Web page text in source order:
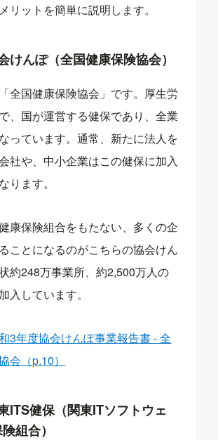
リットを簡単に説明します。
けんぽ（全国健康保険協会）
全国健康保険協会」です。厚生労
、国が運営する健保であり、全業
っています。通常、新たに法人を
社や、中小企業はこの健保に加入
ります。
康保険組合をもたない、多くの企
ことになるのがこちらの協会けん
約248万事業所、約2,500万人の
入しています。
3年度協会けんぽ事業報告書 - 全
会（p.10）
ITS健保（関東ITソフトウェ
組合）